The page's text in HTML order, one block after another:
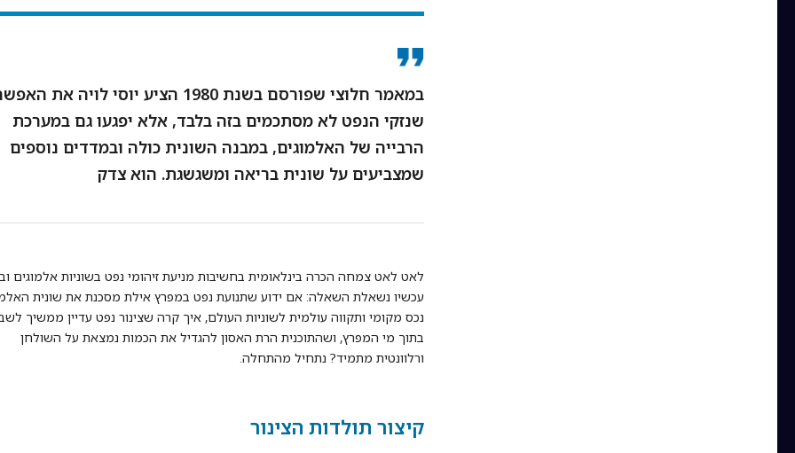
במאמר חלוצי שפורסם בשנת 1980 הציע יוסי לויה את
שנזקי הנפט לא מסתכמים בזה בלבד, אלא יפגעו גם במערכת
הרבייה של האלמוגים, במבנה השונית כולה ובמדדים נוספים
שמצביעים על שונית בריאה ומשגשגת. הוא צדק
לאט לאט צמחה הכרה בינלאומית בחשיבות מניעת זיהומי נפט בשוניות אלמוגים
עכשיו נשאלת השאלה: אם ידוע שתנועת נפט במפרץ אילת מסכנת את שונית
נכס מקומי ותקווה עולמית לשוניות העולם, איך קרה שצינור נפט עדיין ממשיך
בתוך מי המפרץ, ושהתוכנית הרת האסון להגדיל את הכמות נמצאת על השולחן
ורלוונטית מתמיד? נתחיל מהתחלה.
קיצור תולדות הצינור